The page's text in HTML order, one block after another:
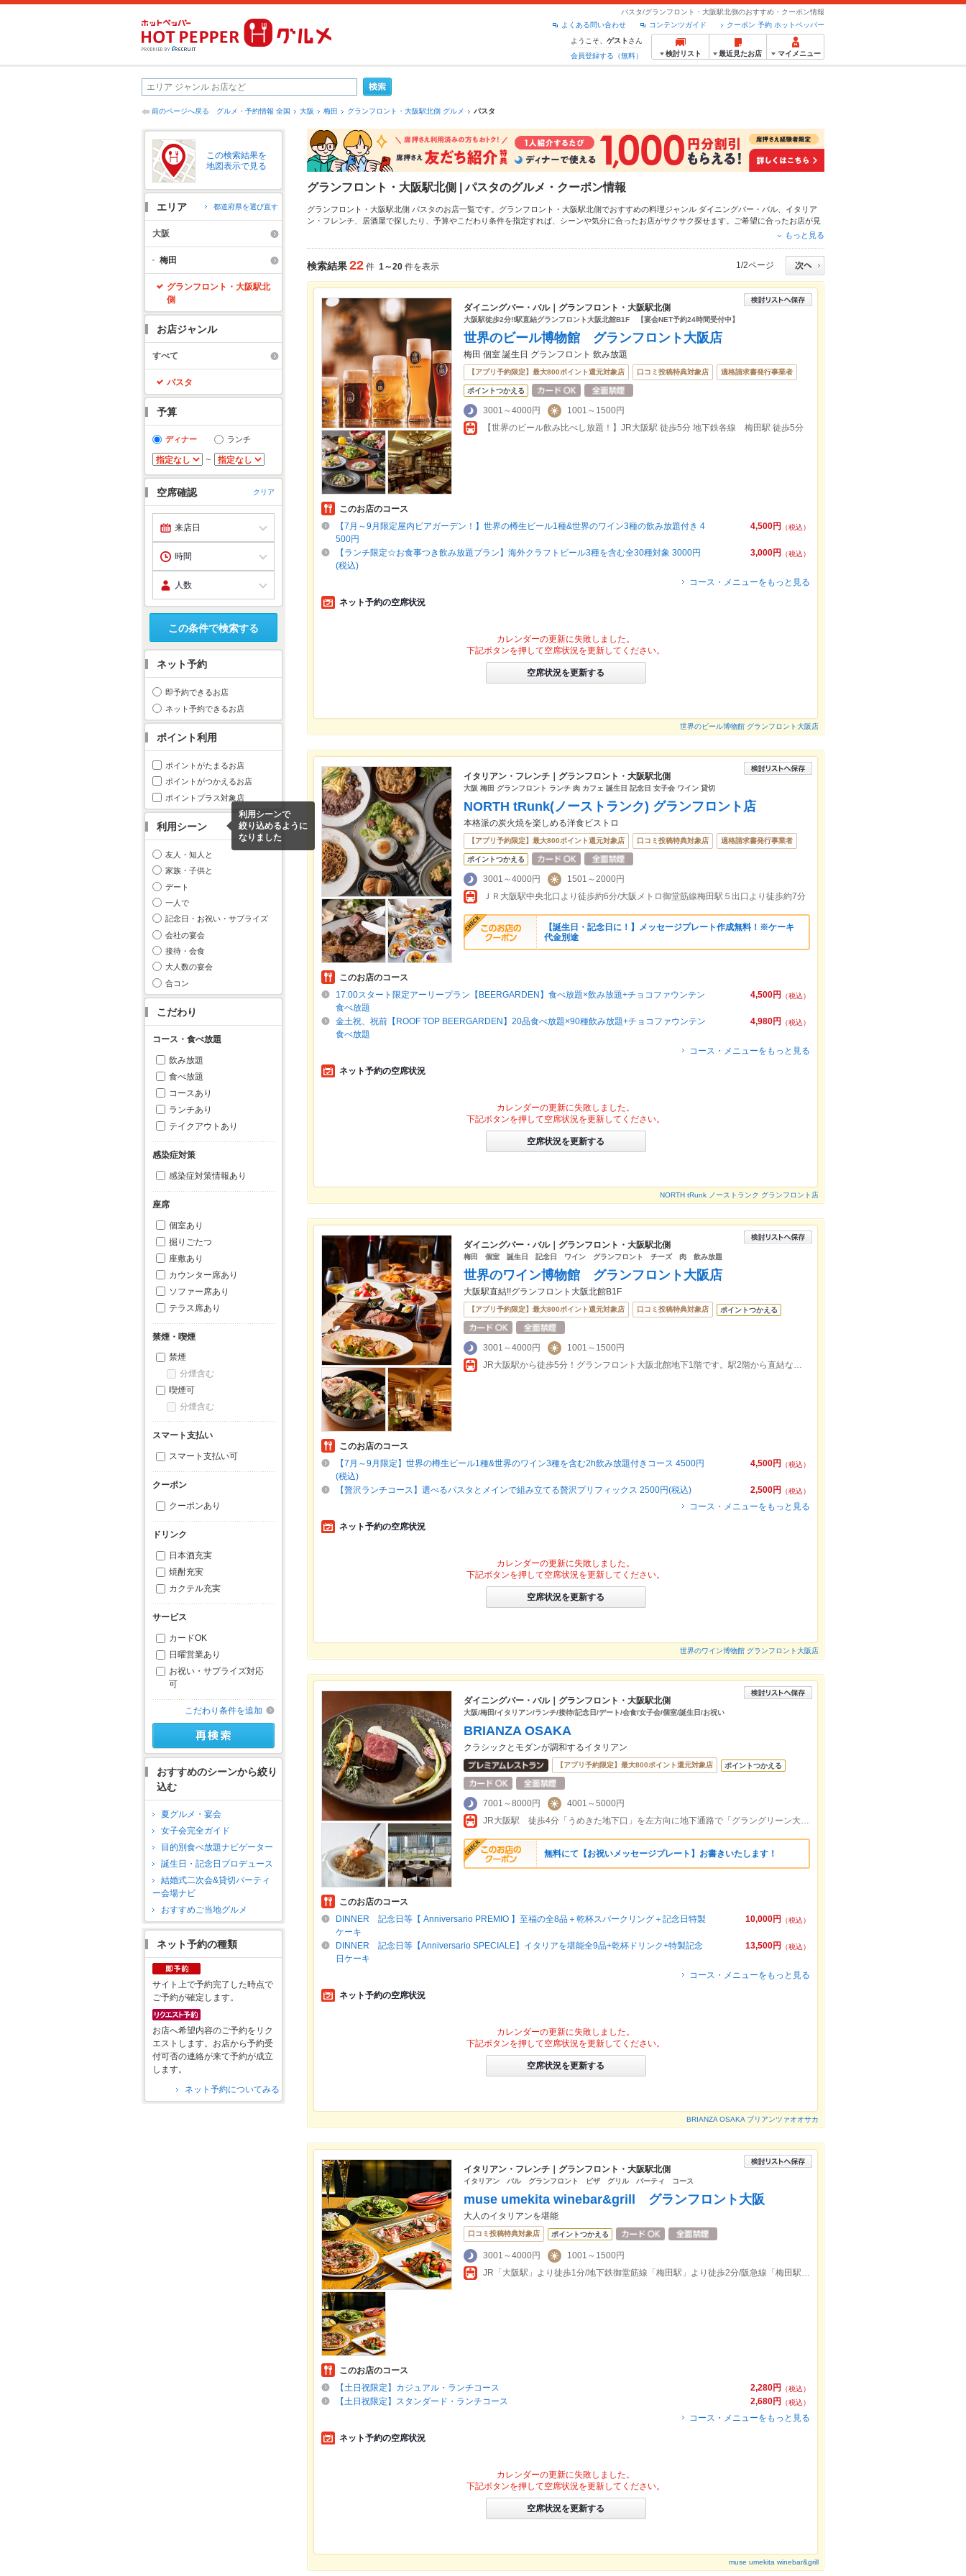
パスタ/グランフロント・大阪駅北側のおすすめ・クーポン情報
クーポン 予約 ホットペッパー
コンテンツガイド
よくある問い合わせ
ようこそ、 ゲスト さん
会員登録する（無料）
検討リスト 最近見たお店 マイメニュー
前のページへ戻る グルメ・予約情報 全国 大阪 梅田 グランフロント・大阪駅北側 グルメ パスタ
この検索結果を
地図表示で見る
エリア 都道府県を選び直す
大阪
梅田
グランフロント・大阪駅北
側
お店ジャンル
すべて
パスタ
予算
ディナー ランチ
～
空席確認 クリア
この条件で検索する
ネット予約
即予約できるお店
ネット予約できるお店
ポイント利用
ポイントがたまるお店
ポイントがつかえるお店
ポイントプラス対象店
利用シーン
利用シーンで
絞り込めるように
なりました
友人・知人と
家族・子供と
デート
一人で
記念日・お祝い・サプライズ
会社の宴会
接待・会食
大人数の宴会
合コン
こだわり
コース・食べ放題
飲み放題
食べ放題
コースあり
ランチあり
テイクアウトあり
感染症対策
感染症対策情報あり
座席
個室あり
掘りごたつ
座敷あり
カウンター席あり
ソファー席あり
テラス席あり
禁煙・喫煙
禁煙
分煙含む
喫煙可
分煙含む
スマート支払い
スマート支払い可
クーポン
クーポンあり
ドリンク
日本酒充実
焼酎充実
カクテル充実
サービス
カードOK
日曜営業あり
お祝い・サプライズ対応
可
こだわり条件を追加
おすすめのシーンから絞り
込む
夏グルメ・宴会
女子会完全ガイド
目的別食べ放題ナビゲーター
誕生日・記念日プロデュース
結婚式二次会&貸切パーティ
ー会場ナビ
おすすめご当地グルメ
ネット予約の種類
サイト上で予約完了した時点で
ご予約が確定します。
お店へ希望内容のご予約をリク
エストします。お店から予約受
付可否の連絡が来て予約が成立
します。
ネット予約についてみる
グランフロント・大阪駅北側 | パスタのグルメ・クーポン情報
グランフロント・大阪駅北側 パスタのお店一覧です。グランフロント・大阪駅北側でおすすめの料理ジャンル ダイニングバー・バル
イタリア
ン・フレンチ
居酒屋で探したり、予算やこだわり条件を指定すれば、シーンや気分に合ったお店がサクサク探せます。ご希望に合ったお店が見
もチェックしてみてください。ホットペッパーグルメなら、お得なク
心！24時間使える簡単便利なネット予約が使えるお店も拡大中です。友達どうしの飲み会にも、会社の宴会にも、デートやパーティーにもお得に
便利にホットペッパーグルメをご利用ください。
もっと見る
検索結果22 件 1～20 件を表示 1/2ページ
ダイニングバー・バル｜グランフロント・大阪駅北側
大阪駅徒歩2分!!駅直結グランフロント大阪北館B1F 【宴会NET予約24時間受付中】
世界のビール博物館 グランフロント大阪店
梅田 個室 誕生日 グランフロント 飲み放題
【アプリ予約限定】最大800ポイント還元対象店 口コミ投稿特典対象店 適格請求書発行事業者
ポイントつかえる
3001～4000円
1001～1500円
【世界のビール飲み比べし放題！】JR大阪駅 徒歩5分 地下鉄各線 梅田駅 徒歩5分
このお店のコース
4,500円
（税込）
【7月～9月限定屋内ビアガーデン！】世界の樽生ビール1種&世界のワイン3種の飲み放題付き 4
500円
3,000円
（税込）
【ランチ限定☆お食事つき飲み放題プラン】海外クラフトビール3種を含む全30種対象 3000円
(税込)
コース・メニューをもっと見る
ネット予約の空席状況
カレンダーの更新に失敗しました。
下記ボタンを押して空席状況を更新してください。
空席状況を更新する
世界のビール博物館 グランフロント大阪店
イタリアン・フレンチ｜グランフロント・大阪駅北側
大阪 梅田 グランフロント ランチ 肉 カフェ 誕生日 記念日 女子会 ワイン 貸切
NORTH tRunk(ノーストランク) グランフロント店
本格派の炭火焼を楽しめる洋食ビストロ
【アプリ予約限定】最大800ポイント還元対象店 口コミ投稿特典対象店 適格請求書発行事業者
ポイントつかえる
3001～4000円
1501～2000円
ＪＲ大阪駅中央北口より徒歩約6分/大阪メトロ御堂筋線梅田駅５出口より徒歩約7分
【誕生日・記念日に！】メッセージプレート作成無料！※ケーキ
代金別途
このお店のコース
4,500円
（税込）
17:00スタート限定アーリープラン【BEERGARDEN】食べ放題×飲み放題+チョコファウンテン
食べ放題
4,980円
（税込）
金土祝、祝前【ROOF TOP BEERGARDEN】20品食べ放題×90種飲み放題+チョコファウンテン
食べ放題
コース・メニューをもっと見る
ネット予約の空席状況
カレンダーの更新に失敗しました。
下記ボタンを押して空席状況を更新してください。
空席状況を更新する
NORTH tRunk ノーストランク グランフロント店
ダイニングバー・バル｜グランフロント・大阪駅北側
梅田 個室 誕生日 記念日 ワイン グランフロント チーズ 肉 飲み放題
世界のワイン博物館 グランフロント大阪店
大阪駅直結!!グランフロント大阪北館B1F
【アプリ予約限定】最大800ポイント還元対象店 口コミ投稿特典対象店 ポイントつかえる
3001～4000円
1001～1500円
JR大阪駅から徒歩5分！グランフロント大阪北館地下1階です。駅2階から直結なので雨の心配もございません♪
このお店のコース
4,500円
（税込）
【7月～9月限定】世界の樽生ビール1種&世界のワイン3種を含む2h飲み放題付きコース 4500円
(税込)
2,500円
（税込）
【贅沢ランチコース】選べるパスタとメインで組み立てる贅沢プリフィックス 2500円(税込)
コース・メニューをもっと見る
ネット予約の空席状況
カレンダーの更新に失敗しました。
下記ボタンを押して空席状況を更新してください。
空席状況を更新する
世界のワイン博物館 グランフロント大阪店
ダイニングバー・バル｜グランフロント・大阪駅北側
大阪/梅田/イタリアン/ランチ/接待/記念日/デート/会食/女子会/個室/誕生日/お祝い
BRIANZA OSAKA
クラシックとモダンが調和するイタリアン
【アプリ予約限定】最大800ポイント還元対象店 ポイントつかえる
7001～8000円
4001～5000円
JR大阪駅 徒歩4分「うめきた地下口」を左方向に地下通路で「グラングリーン大阪南館」に直結/阪急大阪梅田駅 徒歩10分
無料にて【お祝いメッセージプレート】お書きいたします！
このお店のコース
10,000円
（税込）
DINNER 記念日等【 Anniversario PREMIO 】至福の全8品＋乾杯スパークリング＋記念日特製
ケーキ
13,500円
（税込）
DINNER 記念日等【Anniversario SPECIALE】イタリアを堪能全9品+乾杯ドリンク+特製記念
日ケーキ
コース・メニューをもっと見る
ネット予約の空席状況
カレンダーの更新に失敗しました。
下記ボタンを押して空席状況を更新してください。
空席状況を更新する
BRIANZA OSAKA ブリアンツァオオサカ
イタリアン・フレンチ｜グランフロント・大阪駅北側
イタリアン バル グランフロント ピザ グリル パーティ コース
muse umekita winebar&grill グランフロント大阪
大人のイタリアンを堪能
口コミ投稿特典対象店 ポイントつかえる
3001～4000円
1001～1500円
JR「大阪駅」より徒歩1分/地下鉄御堂筋線「梅田駅」より徒歩2分/阪急線「梅田駅」より徒歩4分
このお店のコース
2,280円
（税込）
【土日祝限定】カジュアル・ランチコース
2,680円
（税込）
【土日祝限定】スタンダード・ランチコース
コース・メニューをもっと見る
ネット予約の空席状況
カレンダーの更新に失敗しました。
下記ボタンを押して空席状況を更新してください。
空席状況を更新する
muse umekita winebar&grill